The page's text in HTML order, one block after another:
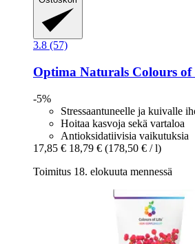
3.8 (57)
Optima Naturals Colours of
-5%
Stressaantuneelle ja kuivalle
Hoitaa kasvoja sekä vartaloa
Antioksidatiivisia vaikutuksia
17,85 € 18,79 € (178,50 € / l)
Toimitus 18. elokuuta mennessä